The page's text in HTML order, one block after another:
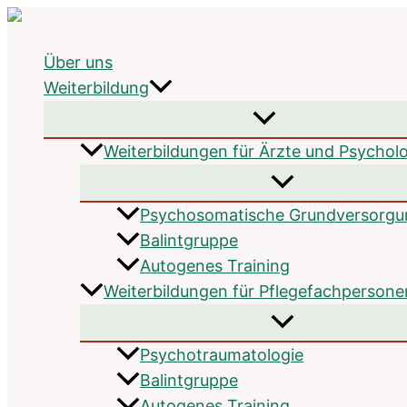
Zum
springen
Über uns
Weiterbildung
Weiterbildungen für Ärzte und
Psychosomatische
Balintgruppe
Autogenes Training
Weiterbildungen für
Psychotrauma­tologie
Balintgruppe